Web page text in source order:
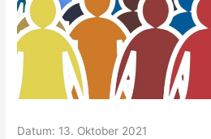
Datum: 13. Oktober 2021